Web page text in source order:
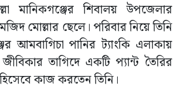
মানিকগঞ্জের শিবালয় উপজেলার
মোল্লার ছেলে। পরিবার নিয়ে তিনি
আমবাগিচা পানির ট্যাংকি এলাকায়
তাগিদে একটি প্যান্ট তৈরির
কাজ করতেন তিনি।